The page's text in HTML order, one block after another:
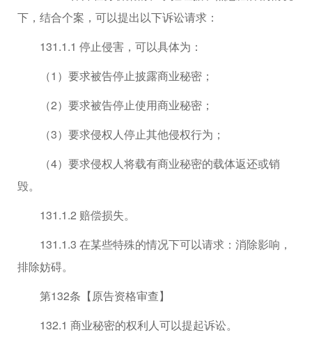
下，结合个案，可以提出以下诉讼请求：
131.1.1 停止侵害，可以具体为：
（1）要求被告停止披露商业秘密；
（2）要求被告停止使用商业秘密；
（3）要求侵权人停止其他侵权行为；
（4）要求侵权人将载有商业秘密的载体返还或销
毁。
131.1.2 赔偿损失。
131.1.3 在某些特殊的情况下可以请求：消除影响，
排除妨碍。
第132条【原告资格审查】
132.1 商业秘密的权利人可以提起诉讼。